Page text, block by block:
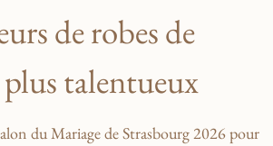
de‌ robes de
plus talentueux
du Mariage de Strasbourg ⁤2026 pour⁣